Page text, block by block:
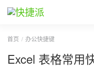
首页 办公快捷键
Excel 表格常用